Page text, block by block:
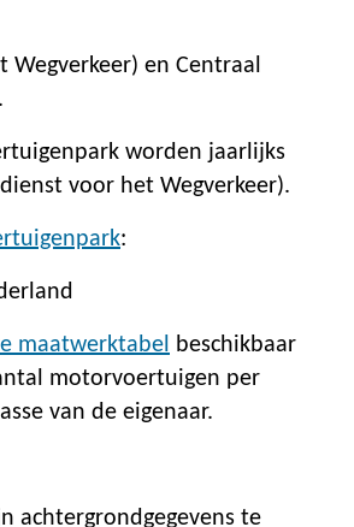
Wegverkeer) en Centraal
worden jaarlijks
voor het Wegverkeer).
:
maatwerktabel beschikbaar
motorvoertuigen per
van de eigenaar.
achtergrondgegevens te